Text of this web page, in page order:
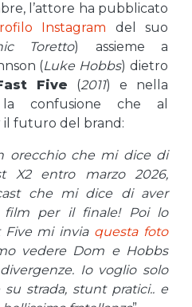
l’attore ha pubblicato
Instagram del suo
Toretto) assieme a
(Luke Hobbs) dietro
Five (2011) e nella
la confusione che al
il futuro del brand:
orecchio che mi dice di
X2 entro marzo 2026,
che mi dice di aver
per il finale! Poi lo
Five mi invia questa foto
vedere Dom e Hobbs
Io voglio solo
strada, stunt pratici.. e